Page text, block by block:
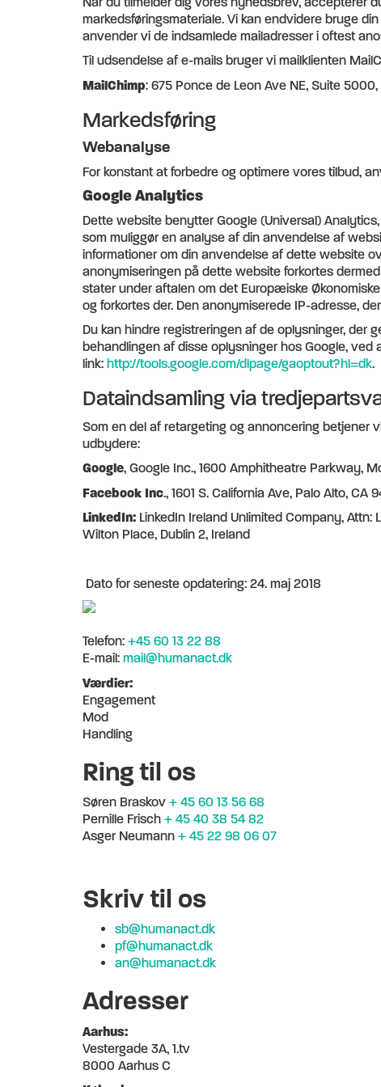
markedsføringsmateriale. Vi kan endvidere bruge
anvender vi de indsamlede mailadresser i oftest
Til udsendelse af e-mails bruger vi mailklienten
MailChimp: 675 Ponce de Leon Ave NE, Suite
Markedsføring
Webanalyse
For konstant at forbedre og optimere vores tilbud,
Google Analytics
Dette website benytter Google (Universal)
som muliggør en analyse af din anvendelse af
informationer om din anvendelse af dette website
anonymiseringen på dette website forkortes
stater under aftalen om det Europæiske
og forkortes der. Den anonymiserede IP-adresse,
Du kan hindre registreringen af de oplysninger, der
behandlingen af disse oplysninger hos Google,
link: http://tools.google.com/dlpage/gaoptout?hl=dk.
Dataindsamling via
Som en del af retargeting og annoncering betjener
udbydere:
Google, Google Inc., 1600 Amphitheatre Parkway,
Facebook Inc., 1601 S. California Ave, Palo Alto, CA
LinkedIn: LinkedIn Ireland Unlimited Company,
Wilton Place, Dublin 2, Ireland
Dato for seneste opdatering: 24. maj 2018
Telefon: +45 60 13 22 88
E-mail: mail@humanact.dk
Værdier:
Engagement
Mod
Handling
Ring til os
Søren Braskov + 45 60 13 56 68
Pernille Frisch + 45 40 38 54 82
Asger Neumann + 45 22 98 06 07
Skriv til os
sb@humanact.dk
pf@humanact.dk
an@humanact.dk
Adresser
Aarhus:
Vestergade 3A, 1.tv
8000 Aarhus C